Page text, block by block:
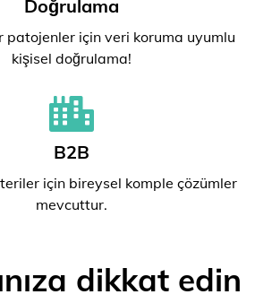
Doğrulama
patojenler için veri koruma uyumlu
kişisel doğrulama!
B2B
için bireysel komple çözümler
mevcuttur.
dikkat edin